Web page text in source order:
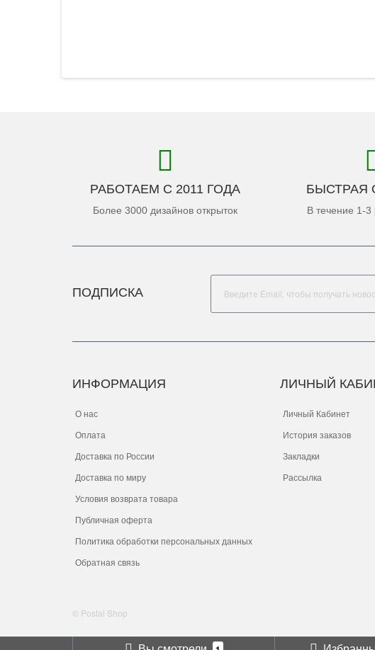
РАБОТАЕМ С 2011 ГОДА
Более 3000 дизайнов открыток
БЫСТРАЯ
В течение 1-3
ПОДПИСКА
ИНФОРМАЦИЯ
О нас
Оплата
Доставка по России
Доставка по миру
Условия возврата товара
Публичная оферта
Политика обработки персональных данных
Обратная связь
ЛИЧНЫЙ
Личный Кабинет
История заказов
Закладки
Рассылка
© Postal Shop